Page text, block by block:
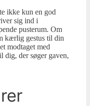
ikke kun en god
sig ind i
pusterum. Om
kærlig gestus til din
modtaget med
dig, der søger gaven,